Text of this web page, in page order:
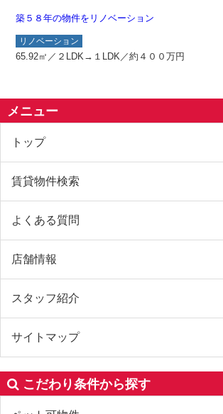
築５８年の物件をリノベーション
リノベーション
65.92㎡／２LDK→１LDK／約４００万円
メニュー
トップ
賃貸物件検索
よくある質問
店舗情報
スタッフ紹介
サイトマップ
こだわり条件から探す